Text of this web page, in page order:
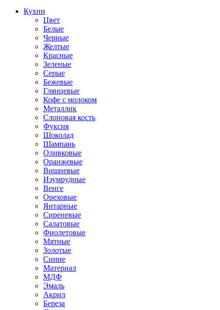
Кухни
Цвет
Белые
Черные
Желтые
Красные
Зеленые
Серые
Бежевые
Глянцевые
Кофе с молоком
Металлик
Слоновая кость
Фуксия
Шоколад
Шампань
Оливковые
Оранжевые
Вишневые
Изумрудные
Венге
Ореховые
Янтарные
Сиреневые
Салатовые
Фиолетовые
Мятные
Золотые
Синие
Материал
МДФ
Эмаль
Акрил
Береза